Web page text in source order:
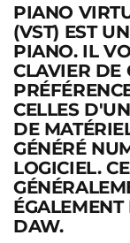
PIANO
(VST) EST
PIANO. IL
CLAVIER DE
CELLES
DE
GÉNÉRÉ
LOGICIEL.
DAW.